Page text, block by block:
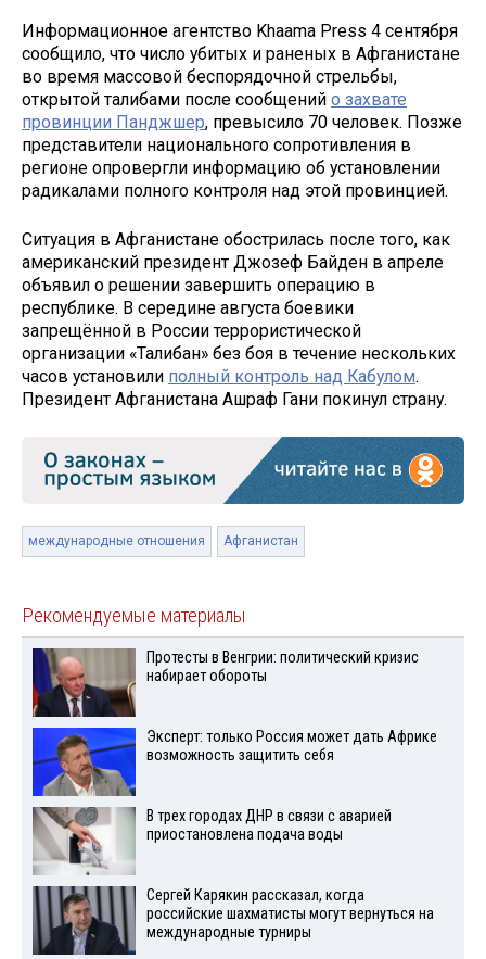
Информационное агентство Khaama Press 4 сентября
сообщило, что число убитых и раненых в Афганистане
во время массовой беспорядочной стрельбы,
открытой талибами после сообщений о захвате
провинции Панджшер, превысило 70 человек. Позже
представители национального сопротивления в
регионе опровергли информацию об установлении
радикалами полного контроля над этой провинцией.
Ситуация в Афганистане обострилась после того, как
американский президент Джозеф Байден в апреле
объявил о решении завершить операцию в
республике. В середине августа боевики
запрещённой в России террористической
организации «Талибан» без боя в течение нескольких
часов установили полный контроль над Кабулом.
Президент Афганистана Ашраф Гани покинул страну.
международные отношения Афганистан
Рекомендуемые материалы
Протесты в Венгрии: политический кризис
набирает обороты
Эксперт: только Россия может дать Африке
возможность защитить себя
В трех городах ДНР в связи с аварией
приостановлена подача воды
Сергей Карякин рассказал, когда
российские шахматисты могут вернуться на
международные турниры